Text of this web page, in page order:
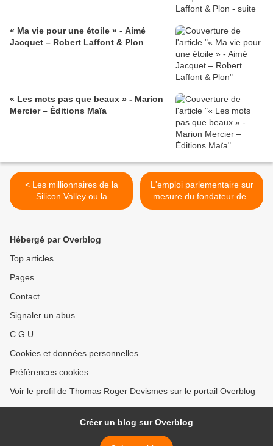
« Ma vie pour une étoile » - Aimé
Jacquet – Robert Laffont & Plon
« Les mots pas que beaux » - Marion
Mercier – Éditions Maïa
< Les millionnaires de la
Silicon Valley ou la
dégénérescence des États-
L'emploi parlementaire sur
mesure du fondateur des
Jeunes avec Macron >
Hébergé par Overblog
Top articles
Pages
Contact
Signaler un abus
C.G.U.
Cookies et données personnelles
Préférences cookies
Voir le profil de Thomas Roger Devismes sur le portail Overblog
Créer un blog sur Overblog